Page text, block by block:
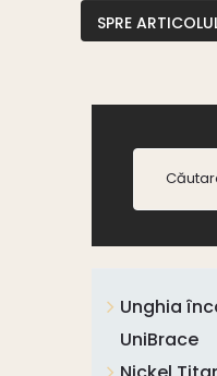
SPRE
Caută
după:
Unghia
UniBrace